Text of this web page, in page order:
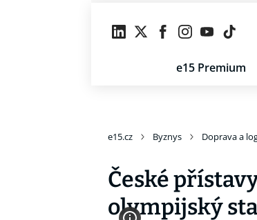
e15 Premium
e15.cz Byznys Doprava a
České
olympijský